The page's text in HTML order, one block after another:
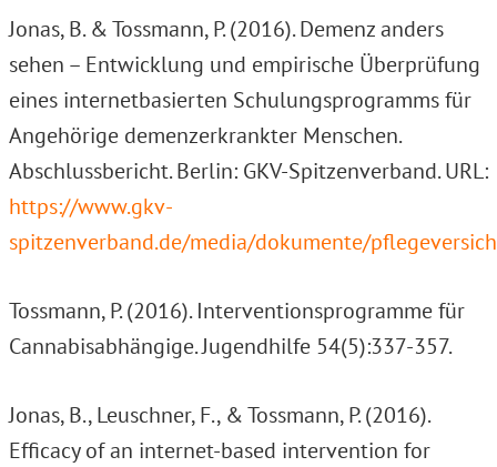
Jonas, B. & Tossmann, P. (2016). Demenz anders
sehen – Entwicklung und empirische Überprüfung
eines internetbasierten Schulungsprogramms für
Angehörige demenzerkrankter Menschen.
Abschlussbericht. Berlin: GKV-Spitzenverband. URL:
https://www.gkv-
spitzenverband.de/media/dokumente/
Tossmann, P. (2016). Interventionsprogramme für
Cannabisabhängige. Jugendhilfe 54(5):337-357.
Jonas, B., Leuschner, F., & Tossmann, P. (2016).
Efficacy of an internet-based intervention for